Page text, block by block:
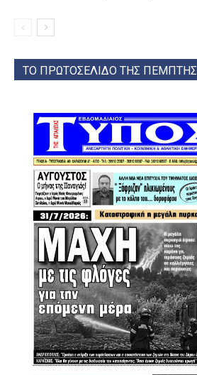
ΤΟ ΠΡΩΤΟΣΕΛΙΔΟ ΤΗΣ ΠΕΜΠΤΗΣ